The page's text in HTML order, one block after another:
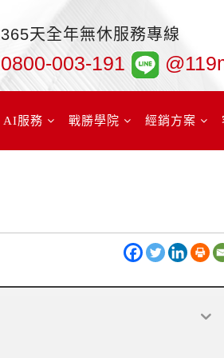
365天全年無休服務專線
0800-003-191
AI服務 戰勝學院 經銷方案